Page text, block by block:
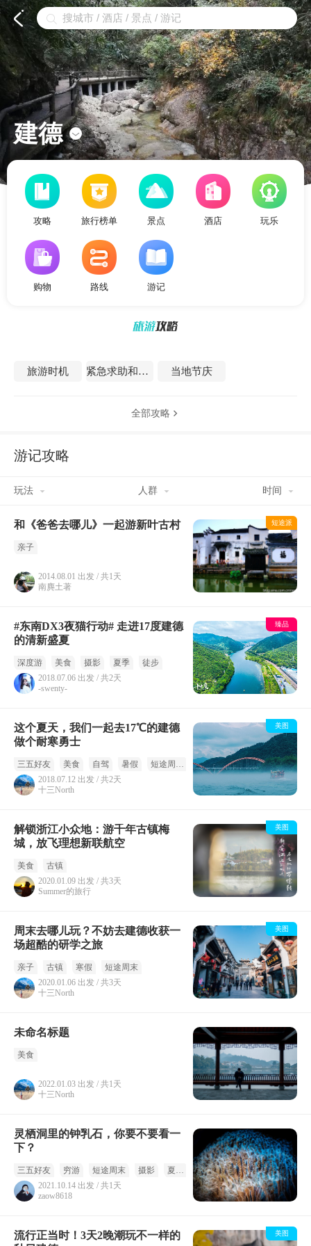
 
建德 
攻略 旅行榜单 景点 酒店 玩乐
购物 路线 游记
旅游时机 紧急求助和医疗 当地节庆
全部攻略 
游记攻略
玩法 人群 时间
和《爸爸去哪儿》一起游新叶古村
亲子
2014.08.01 出发 / 共1天
南麂土著
短途派
#东南DX3夜猫行动# 走进17度建德
的清新盛夏
深度游 美食 摄影 夏季
徒步
2018.07.06 出发 / 共2天
-swenty-
臻品
这个夏天，我们一起去17℃的建德
做个耐寒勇士
三五好友 美食 自驾 暑假 短途周末 夏季
人文
2018.07.12 出发 / 共2天
十三North
美图
解锁浙江小众地：游千年古镇梅
城，放飞理想新联航空
美食
古镇
2020.01.09 出发 / 共3天
Summer的旅行
美图
周末去哪儿玩？不妨去建德收获一
场超酷的研学之旅
亲子 古镇 寒假
短途周末
2020.01.06 出发 / 共3天
十三North
美图
未命名标题
美食
2022.01.03 出发 / 共1天
十三North
灵栖洞里的钟乳石，你要不要看一
下？
三五好友 穷游 短途周末 摄影 夏季
赏秋
2021.10.14 出发 / 共1天
zaow8618
流行正当时！3天2晚潮玩不一样的
美图